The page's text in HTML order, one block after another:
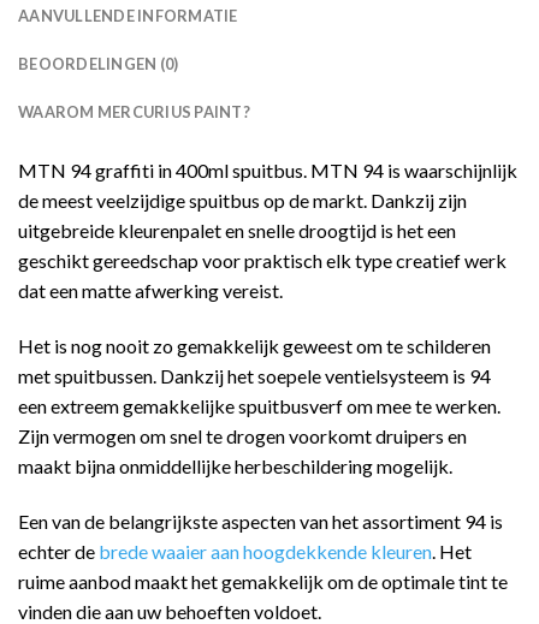
AANVULLENDE INFORMATIE
BEOORDELINGEN (0)
WAAROM MERCURIUS PAINT?
MTN 94 graffiti in 400ml spuitbus. MTN 94 is waarschijnlijk
de meest veelzijdige spuitbus op de markt. Dankzij zijn
uitgebreide kleurenpalet en snelle droogtijd is het een
geschikt gereedschap voor praktisch elk type creatief werk
dat een matte afwerking vereist.
Het is nog nooit zo gemakkelijk geweest om te schilderen
met spuitbussen. Dankzij het soepele ventielsysteem is 94
een extreem gemakkelijke spuitbusverf om mee te werken.
Zijn vermogen om snel te drogen voorkomt druipers en
maakt bijna onmiddellijke herbeschildering mogelijk.
Een van de belangrijkste aspecten van het assortiment 94 is
echter de brede waaier aan hoogdekkende kleuren. Het
ruime aanbod maakt het gemakkelijk om de optimale tint te
vinden die aan uw behoeften voldoet.